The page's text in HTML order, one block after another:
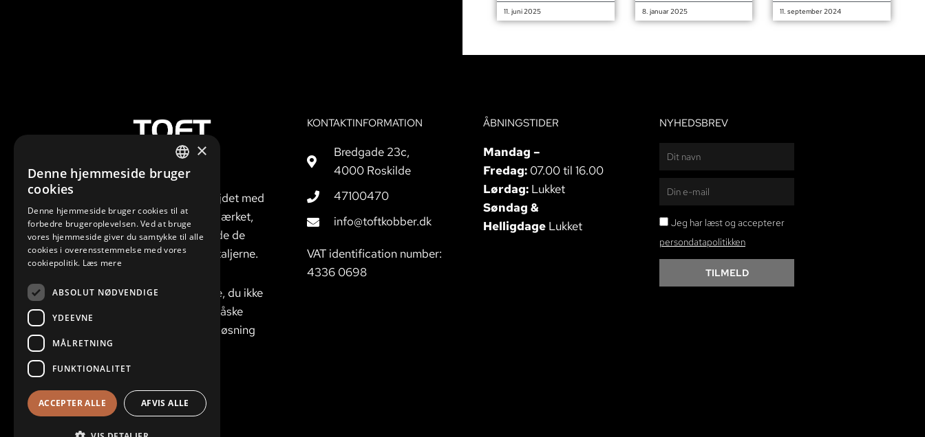
11. juni 2025 8. januar 2025 11. september 2024
Vi er gode til at
gennemføre arbejdet med
respekt for håndværket,
og har øje for både de
store linjer og detaljerne.
Har du en opgave, du ikke
kan løse, kan vi måske
finde den rigtige løsning
KONTAKTINFORMATION
Bredgade 23c,
4000 Roskilde
47100470
info@toftkobber.dk
VAT identification number:
4336 0698
ÅBNINGSTIDER
Mandag –
Fredag: 07.00 til 16.00
Lørdag: Lukket
Søndag &
Helligdage Lukket
NYHEDSBREV
Navn
persondatapolitikken
Jeg har læst og accepterer
persondatapolitikken
TILMELD
DANISH
ENGLISH
×
Denne hjemmeside bruger
cookies
Denne hjemmeside bruger cookies til at
forbedre brugeroplevelsen. Ved at bruge
vores hjemmeside giver du samtykke til alle
cookies i overensstemmelse med vores
cookiepolitik. Læs mere
ABSOLUT NØDVENDIGE
YDEEVNE
MÅLRETNING
FUNKTIONALITET
ACCEPTER ALLE AFVIS ALLE